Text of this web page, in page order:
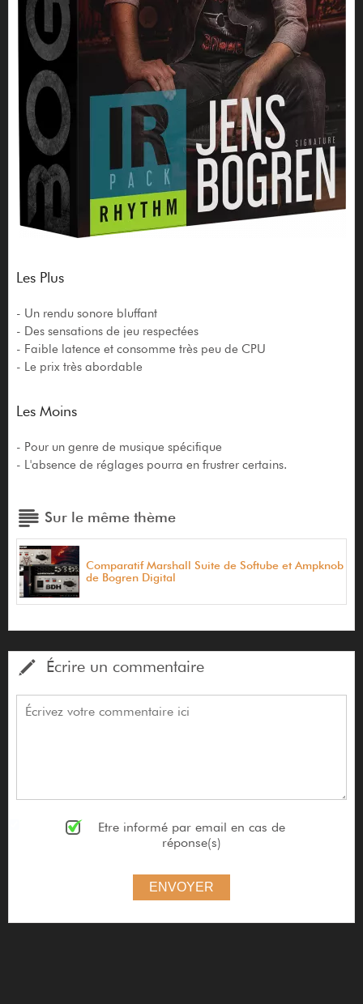
Les Plus
- Un rendu sonore bluffant
- Des sensations de jeu respectées
- Faible latence et consomme très peu de CPU
- Le prix très abordable
Les Moins
- Pour un genre de musique spécifique
- L'absence de réglages pourra en frustrer certains.
Sur le même thème
Comparatif Marshall Suite de Softube et Ampknob
de Bogren Digital
Écrire un commentaire
Etre informé par email en cas de
réponse(s)
ENVOYER